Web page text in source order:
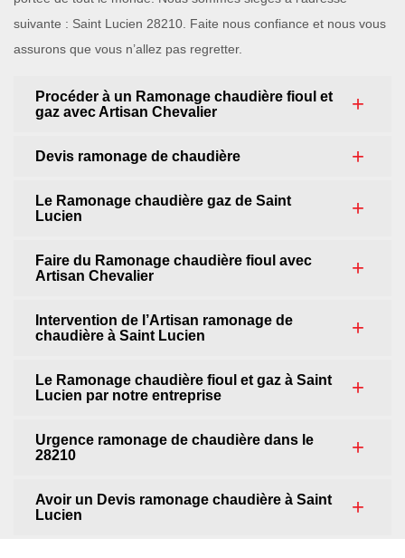
suivante : Saint Lucien 28210. Faite nous confiance et nous vous
assurons que vous n’allez pas regretter.
Procéder à un Ramonage chaudière fioul et
gaz avec Artisan Chevalier
Devis ramonage de chaudière
Le Ramonage chaudière gaz de Saint
Lucien
Faire du Ramonage chaudière fioul avec
Artisan Chevalier
Intervention de l’Artisan ramonage de
chaudière à Saint Lucien
Le Ramonage chaudière fioul et gaz à Saint
Lucien par notre entreprise
Urgence ramonage de chaudière dans le
28210
Avoir un Devis ramonage chaudière à Saint
Lucien